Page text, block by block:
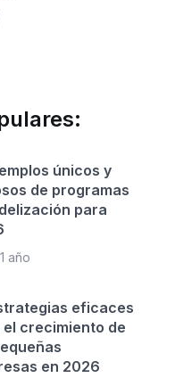
únicos y
de programas
para
año
eficaces
el crecimiento de
en 2026